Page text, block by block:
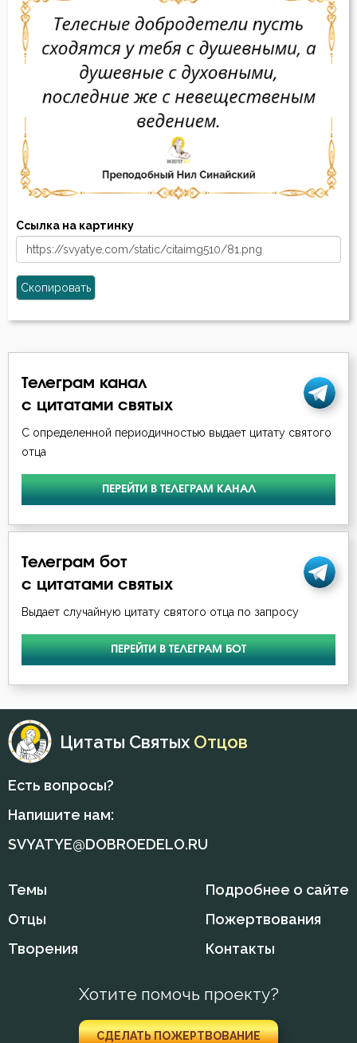
Ссылка на картинку
Скопировать
Телеграм канал
с цитатами святых
С определенной периодичностью выдает цитату святого
отца
ПЕРЕЙТИ В ТЕЛЕГРАМ КАНАЛ
Телеграм бот
с цитатами святых
Выдает случайную цитату святого отца по запросу
ПЕРЕЙТИ В ТЕЛЕГРАМ БОТ
Цитаты Святых Отцов
Есть вопросы?
Напишите нам:
SVYATYE@DOBROEDELO.RU
Темы
Отцы
Творения
Подробнее о сайте
Пожертвования
Контакты
Хотите помочь проекту?
СДЕЛАТЬ ПОЖЕРТВОВАНИЕ